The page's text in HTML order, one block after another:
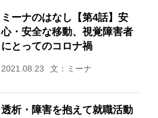
ミーナのはなし【第4話】安
心・安全な移動、視覚障害者
にとってのコロナ禍
2021.08.23 文：ミーナ
透析・障害を抱えて就職活動